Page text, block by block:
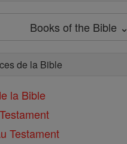
Books of the Bible ⌄
de la Bible
la Bible
Testament